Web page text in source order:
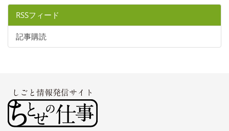
RSSフィード
記事購読